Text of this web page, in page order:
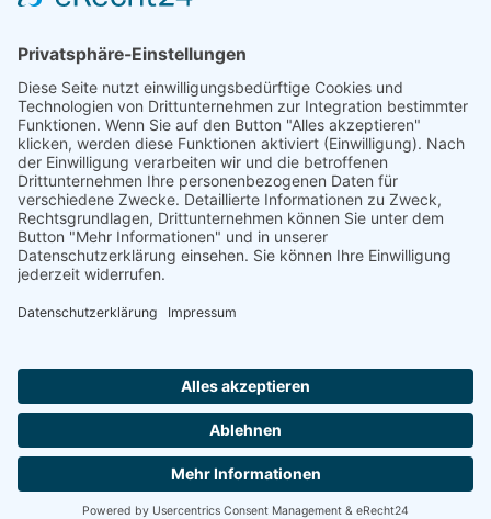
„Staubsches Haus“
Untere Sandstraße 30
96049 Bamberg
Tel: +49 (0) 951 67600
E-Mail:info@bamberger-marionettentheater.de
© Copyright - Bamberger Marionettentheater |Webkonzept Grafe